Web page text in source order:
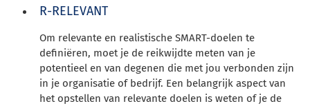
R-RELEVANT
Om relevante en realistische SMART-doelen te
definiëren, moet je de reikwijdte meten van je
potentieel en van degenen die met jou verbonden zijn
in je organisatie of bedrijf. Een belangrijk aspect van
het opstellen van relevante doelen is weten of je de